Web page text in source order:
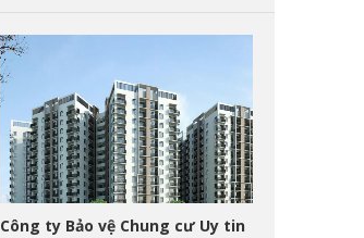
Công ty Bảo vệ Chung cư Uy tin